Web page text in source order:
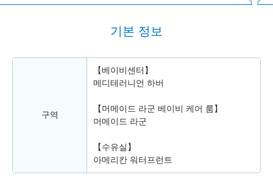
기본 정보
구역
【베이비센터】
메디테러니언 하버
【머메이드 라군 베이비 케어 룸】
머메이드 라군
【수유실】
아메리칸 워터프런트